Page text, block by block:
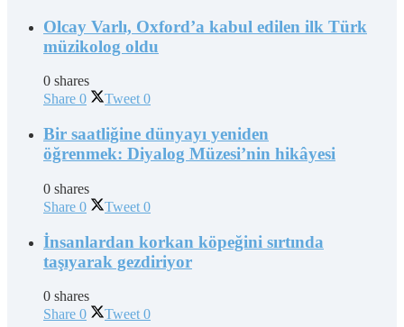
Olcay Varlı, Oxford’a kabul edilen ilk Türk
müzikolog oldu
0 shares
Share 0 Tweet 0
Bir saatliğine dünyayı yeniden
öğrenmek: Diyalog Müzesi’nin hikâyesi
0 shares
Share 0 Tweet 0
İnsanlardan korkan köpeğini sırtında
taşıyarak gezdiriyor
0 shares
Share 0 Tweet 0